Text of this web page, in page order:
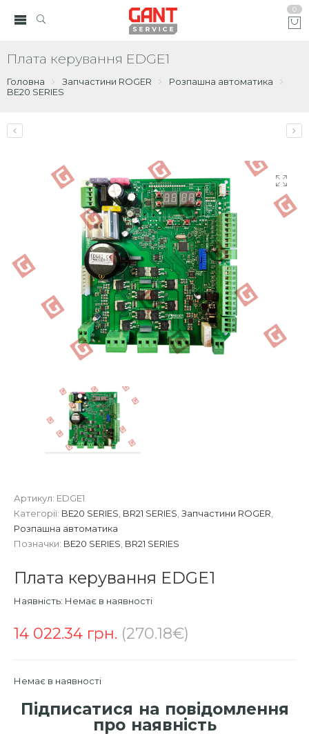
0
Плата керування EDGE1
Головна Запчастини ROGER
Розпашна автоматика
BE20 SERIES
Артикул: EDGE1
Категорії: BE20 SERIES BR21 SERIES Запчастини ROGER
Розпашна автоматика
Позначки: BE20 SERIES BR21 SERIES
Плата керування EDGE1
Наявність: Немає в наявності
14 022.34 грн. (270.18€)
Немає в наявності
Підписатися на повідомлення
про наявність